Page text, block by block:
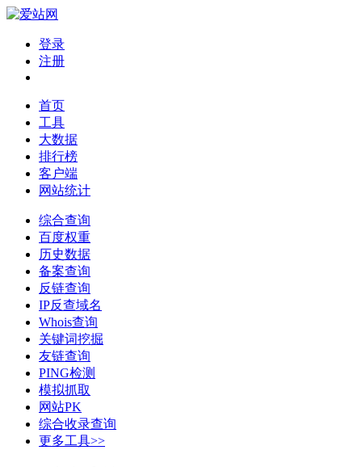
登录
注册
首页
工具
大数据
排行榜
客户端
网站统计
综合查询
百度权重
历史数据
备案查询
反链查询
IP反查域名
Whois查询
关键词挖掘
友链查询
PING检测
模拟抓取
网站PK
综合收录查询
更多工具>>